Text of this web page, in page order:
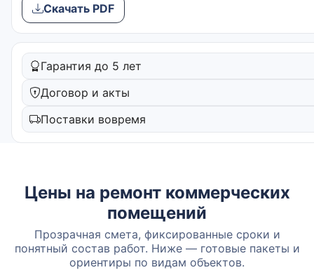
Скачать PDF
Гарантия до 5 лет
Договор и акты
Поставки вовремя
Цены на ремонт коммерческих
помещений
Прозрачная смета, фиксированные сроки и
понятный состав работ. Ниже — готовые пакеты и
ориентиры по видам объектов.